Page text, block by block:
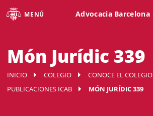
MENÚ Advocacia Barcelona
Món Jurídic 339
INICIO COLEGIO
CONOCE EL COLEGIO
PUBLICACIONES ICAB
MÓN JURÍDIC 339